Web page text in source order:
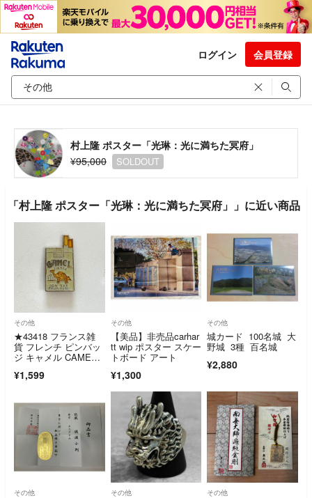
ログイン 会員登録
村上隆 ポスター「光琳：光に満ちた冥府」
¥95,000
SOLDOUT
「村上隆 ポスター「光琳：光に満ちた冥府」」に近い商品
その他
★43418 フランス雑
貨 フレンチ ピンバッ
ジ キャメル CAME
¥1,599
その他
【美品】非売品carhar
tt wip ポスター スケー
トボード アート
¥1,300
その他
城カード 100名城 大
野城 3種 百名城
¥2,880
その他 その他 その他